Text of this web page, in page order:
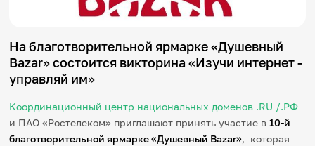
Игры и тренажеры
Игра «Знания»
Знания в тестах
Викторина
Словарь
Памятки
Комиксы
Стихи
На благотворительной ярмарке «Душевный
Bazar» состоится викторина «Изучи интернет -
управляй им»
Координационный центр национальных доменов .RU /.РФ
и ПАО «Ростелеком» приглашают принять участие в10-й
благотворительной ярмарке«Душевный Bazar», которая